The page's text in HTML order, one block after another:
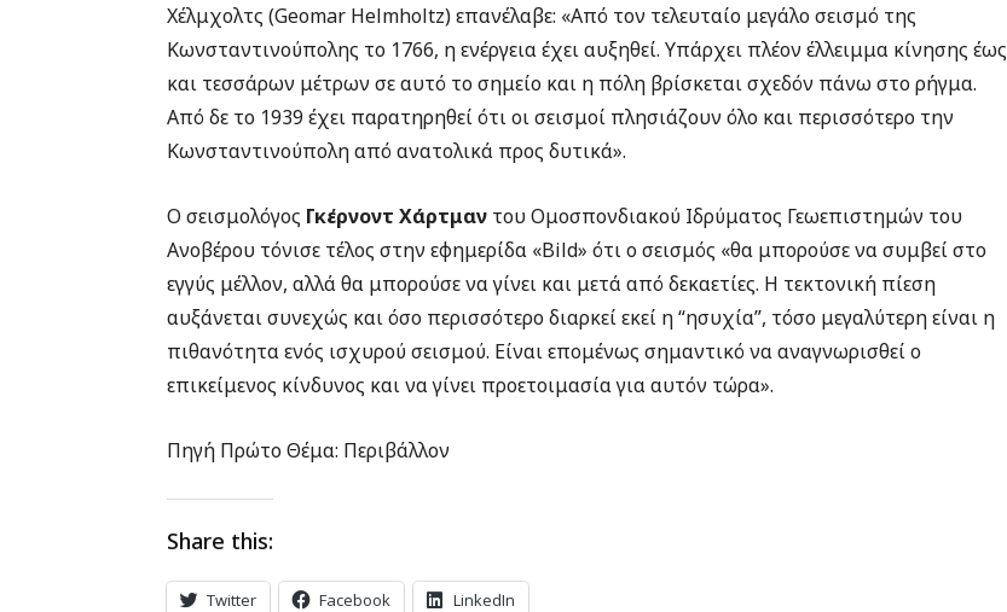
Χέλμχολτς (Geomar Helmholtz) επανέλαβε: «Από τον τελευταίο μεγάλο σεισμό της
Κωνσταντινούπολης το 1766, η ενέργεια έχει αυξηθεί. Υπάρχει πλέον έλλειμμα κίνησης έως
και τεσσάρων μέτρων σε αυτό το σημείο και η πόλη βρίσκεται σχεδόν πάνω στο ρήγμα.
Από δε το 1939 έχει παρατηρηθεί ότι οι σεισμοί πλησιάζουν όλο και περισσότερο την
Κωνσταντινούπολη από ανατολικά προς δυτικά».
Ο σεισμολόγος Γκέρνοντ Χάρτμαν του Ομοσπονδιακού Ιδρύματος Γεωεπιστημών του
Ανοβέρου τόνισε τέλος στην εφημερίδα «Bild» ότι ο σεισμός «θα μπορούσε να συμβεί στο
εγγύς μέλλον, αλλά θα μπορούσε να γίνει και μετά από δεκαετίες. Η τεκτονική πίεση
αυξάνεται συνεχώς και όσο περισσότερο διαρκεί εκεί η “ησυχία”, τόσο μεγαλύτερη είναι η
πιθανότητα ενός ισχυρού σεισμού. Είναι επομένως σημαντικό να αναγνωρισθεί ο
επικείμενος κίνδυνος και να γίνει προετοιμασία για αυτόν τώρα».
Πηγή Πρώτο Θέμα: Περιβάλλον
Share this:
Twitter Facebook LinkedIn